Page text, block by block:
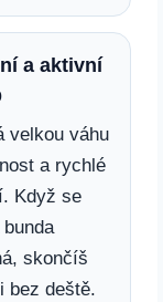
a aktivní
velkou váhu
a rychlé
Když se
skončíš
bez deště.